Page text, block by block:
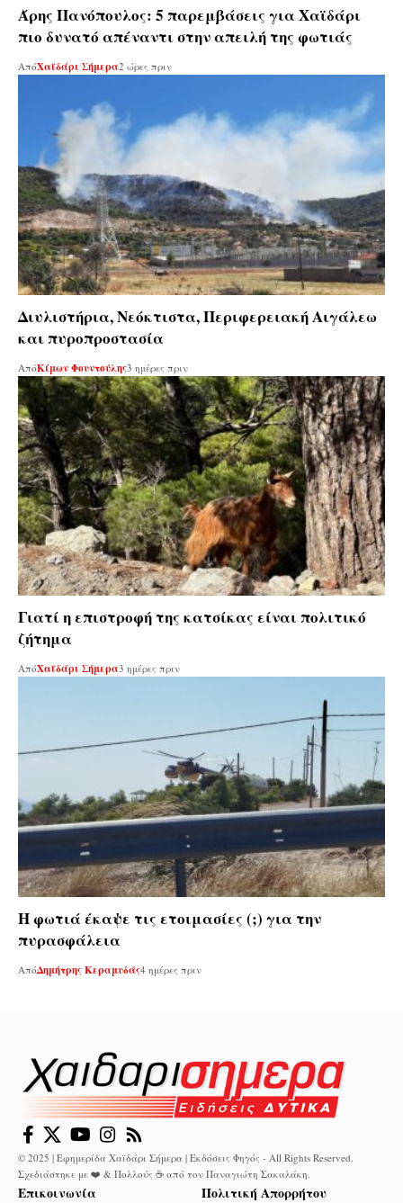
Άρης Πανόπουλος: 5 παρεμβάσεις για Χαϊδάρι
πιο δυνατό απέναντι στην απειλή της φωτιάς
ΑπόΧαϊδάρι Σήμερα2 ώρες πριν
Διυλιστήρια, Νεόκτιστα, Περιφερειακή Αιγάλεω
και πυροπροστασία
ΑπόΚίμων Φουντούλης3 ημέρες πριν
Γιατί η επιστροφή της κατσίκας είναι πολιτικό
ζήτημα
ΑπόΧαϊδάρι Σήμερα3 ημέρες πριν
Η φωτιά έκαψε τις ετοιμασίες (;) για την
πυρασφάλεια
ΑπόΔημήτρης Κεραμυδάς4 ημέρες πριν
© 2025 | Εφημερίδα Χαϊδάρι Σήμερα | Εκδόσεις Φηγός - All Rights Reserved.
Σχεδιάστηκε με ❤️ & Πολλούς ☕ από τον Παναγιώτη Σακαλάκη
Επικοινωνία
Πολιτική Απορρήτου